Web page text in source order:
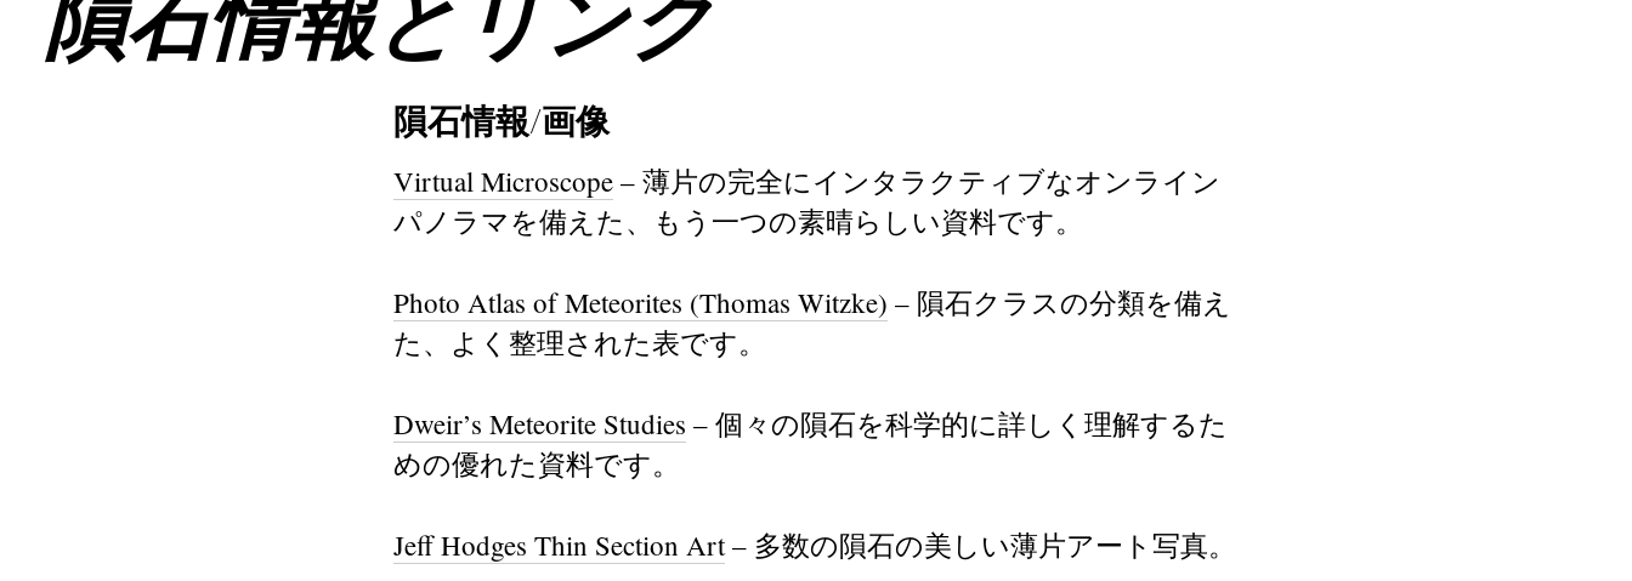
隕石情報/画像
Virtual Microscope – 薄片の完全にインタラクティブなオンライン
パノラマを備えた、もう一つの素晴らしい資料です。
Photo Atlas of Meteorites (Thomas Witzke) – 隕石クラスの分類を備え
た、よく整理された表です。
Dweir’s Meteorite Studies – 個々の隕石を科学的に詳しく理解するた
めの優れた資料です。
Jeff Hodges Thin Section Art– 多数の隕石の美しい薄片アート写真。